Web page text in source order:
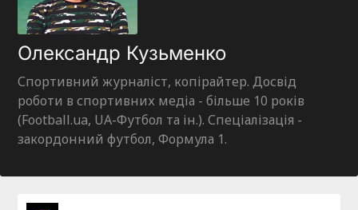
Олександр Кузьменко
Спортивний журналіст, копірайтер. Досвід
роботи в спортивних медіа - більше 10 років
(Football.ua, UA-Футбол та ін.). Спеціалізація -
закордонний футбол, Формула 1.